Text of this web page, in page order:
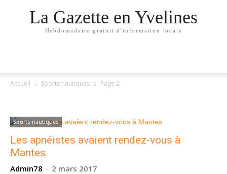
La Gazette en Yvelines
Hebdomadaire gratuit d'information locale
Accueil Sports nautiques Page 2
Sports nautiques
Les apnéistes avaient rendez-vous à
Mantes
Admin78 - 2 mars 2017